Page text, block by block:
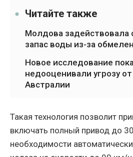
Читайте также
Молдова задействовала
запас воды из-за
Новое исследование
недооценивали угрозу
Австралии
Такая технология позволит
включать полный привод до
необходимости